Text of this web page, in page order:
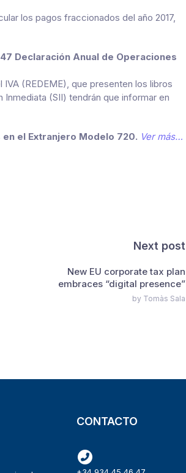
los pagos fraccionados del año 2017,
Declaración Anual de Operaciones
(REDEME), que presenten los libros
(SII) tendrán que informar en
en el Extranjero Modelo 720. Ver más…
Next post
New EU corporate tax plan
embraces “digital presence”
by Tomàs Sala
CONTACTO